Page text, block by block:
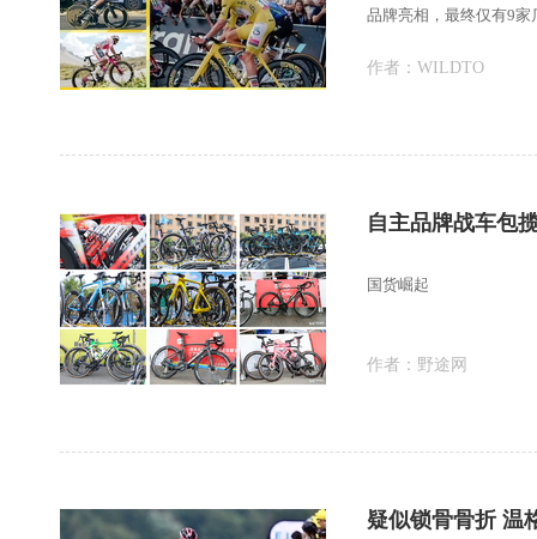
品牌亮相，最终仅有9
作者： WILDTO
自主品牌战车包
国货崛起
作者： 野途网
疑似锁骨骨折 温